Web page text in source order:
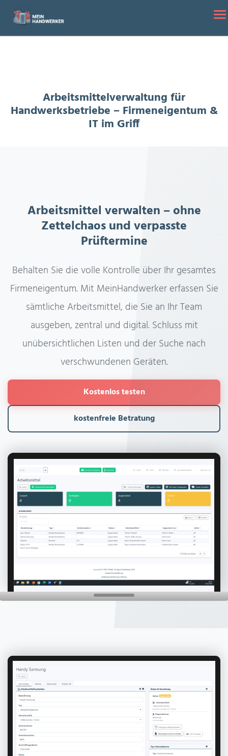
Startseite
Firmeneigentum & IT im Griff
Arbeitsmittelverwaltung für
Handwerksbetriebe – Firmeneigentum &
IT im Griff
Arbeitsmittel verwalten – ohne
Zettelchaos und verpasste
Prüftermine
Behalten Sie die volle Kontrolle über Ihr gesamtes
Firmeneigentum. Mit MeinHandwerker erfassen Sie
sämtliche Arbeitsmittel, die Sie an Ihr Team
ausgeben, zentral und digital. Schluss mit
unübersichtlichen Listen und der Suche nach
verschwundenen Geräten.
Kostenlos testen
kostenfreie Betratung